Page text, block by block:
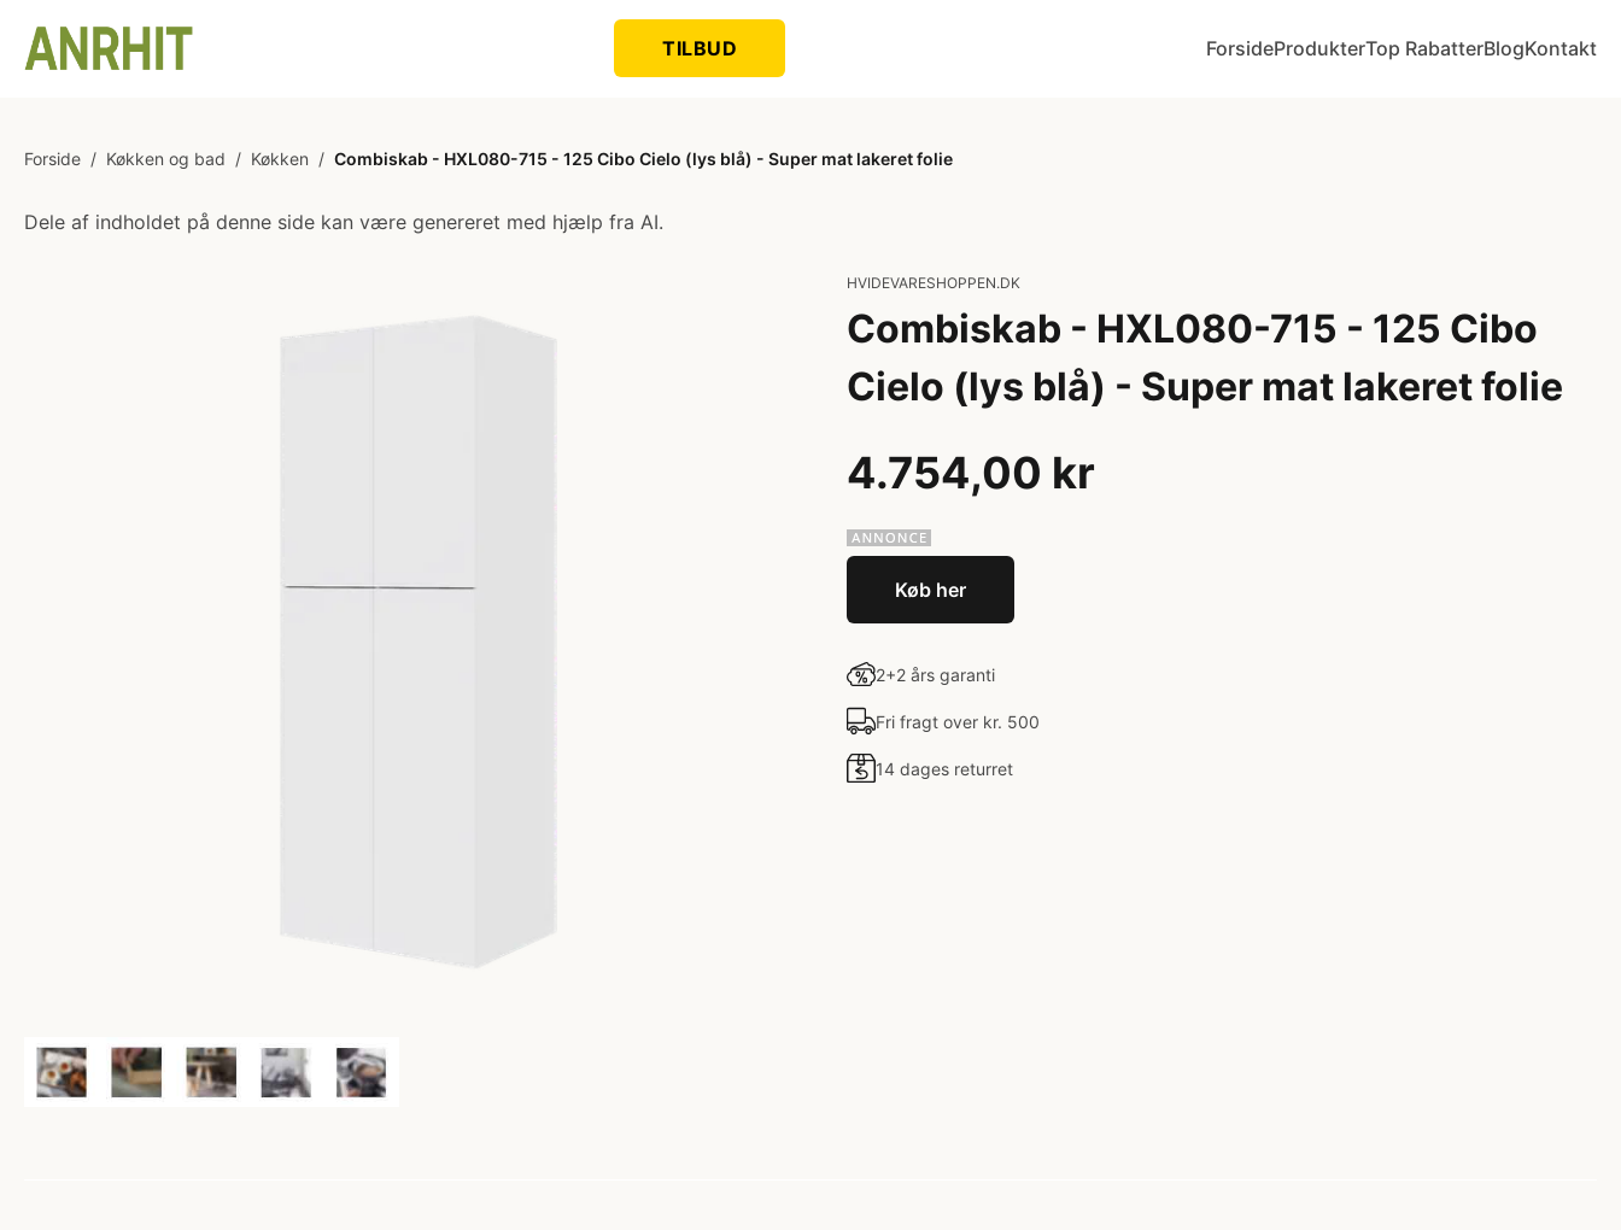
TILBUD ForsideProdukterTop RabatterBlogKontakt
Forside / Køkken og bad / Køkken / Combiskab - HXL080-715 - 125 Cibo Cielo (lys blå) - Super mat lakeret folie
Dele af indholdet på denne side kan være genereret med hjælp fra AI.
HVIDEVARESHOPPEN.DK
Combiskab - HXL080-715 - 125 Cibo
Cielo (lys blå) - Super mat lakeret folie
4.754,00 kr
Køb her
2+2 års garanti
Fri fragt over kr. 500
14 dages returret